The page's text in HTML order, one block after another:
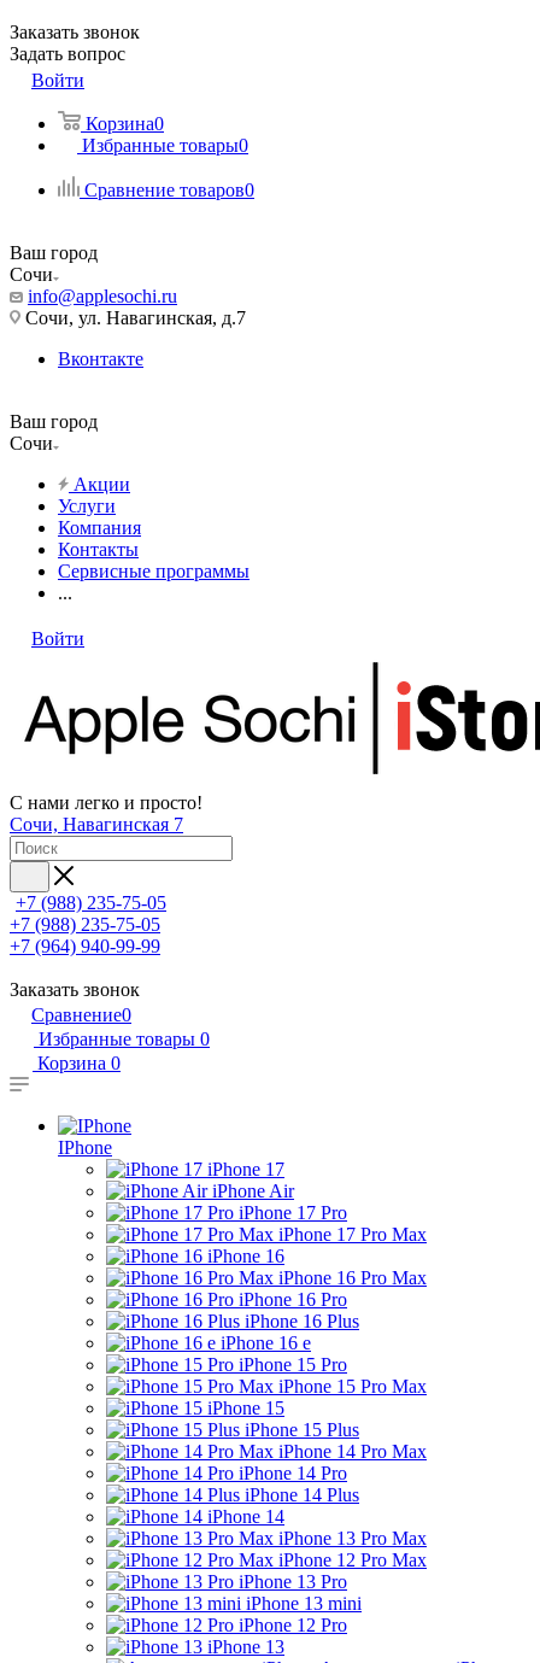
Заказать звонок
Задать вопрос
Войти
Корзина0
Избранные товары0
Сравнение товаров0
Ваш город
Сочи
info@applesochi.ru
Сочи, ул. Навагинская, д.7
Вконтакте
Ваш город
Сочи
Акции
Услуги
Компания
Контакты
Сервисные программы
...
Войти
С нами легко и просто!
Сочи, Навагинская 7
+7 (988) 235-75-05
+7 (988) 235-75-05
+7 (964) 940-99-99
Заказать звонок
Сравнение0
Избранные товары 0
Корзина 0
IPhone
iPhone 17
iPhone Air
iPhone 17 Pro
iPhone 17 Pro Max
iPhone 16
iPhone 16 Pro Max
iPhone 16 Pro
iPhone 16 Plus
iPhone 16 e
iPhone 15 Pro
iPhone 15 Pro Max
iPhone 15
iPhone 15 Plus
iPhone 14 Pro Max
iPhone 14 Pro
iPhone 14 Plus
iPhone 14
iPhone 13 Pro Max
iPhone 12 Pro Max
iPhone 13 Pro
iPhone 13 mini
iPhone 12 Pro
iPhone 13